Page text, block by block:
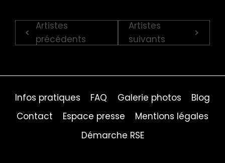
Artistes
précédents
Artistes
suivants
Infos pratiques FAQ Galerie photos
Blog
Contact
Espace presse
Mentions légales
Démarche RSE